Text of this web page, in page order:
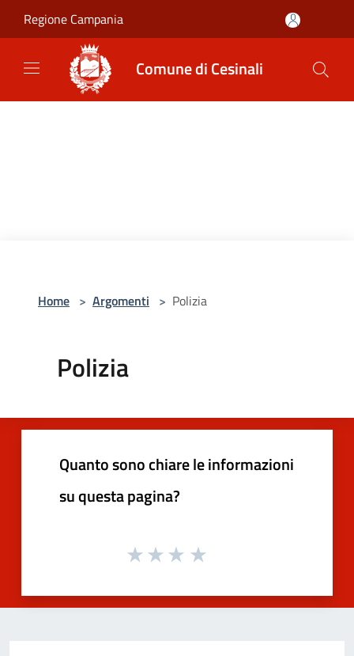
Regione Campania
Comune di Cesinali
Home > Argomenti > Polizia
Polizia
Quanto sono chiare le informazioni
su questa pagina?